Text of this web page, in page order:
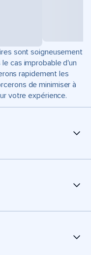
sont soigneusement
cas improbable d'un
rapidement les
de minimiser à
votre expérience.